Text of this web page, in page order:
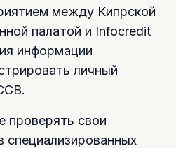
между Кипрской
палатой и Infocredit
информации
личный
проверять свои
специализированных